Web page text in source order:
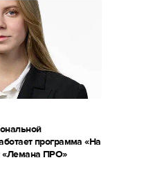
программа «На
«Лемана ПРО»